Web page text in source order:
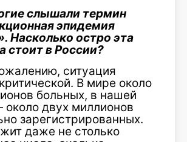
слышали термин
эпидемия
Насколько остро эта
стоит в России?
ситуация
В мире около
больных, в нашей
двух миллионов
зарегистрированных.
даже не столько